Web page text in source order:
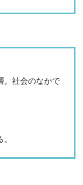
。社会のなかで